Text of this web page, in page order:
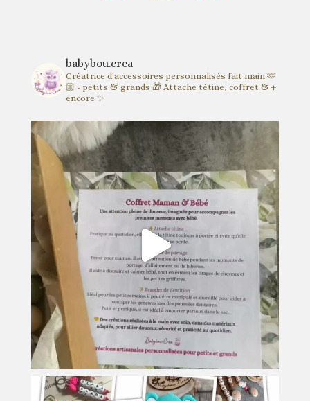
babybou.crea
Créatrice d'accessoires personnalisés fait main 🫶
🏼 - petits & grands 🎁Attache tétine, coffret & +
encore ✨